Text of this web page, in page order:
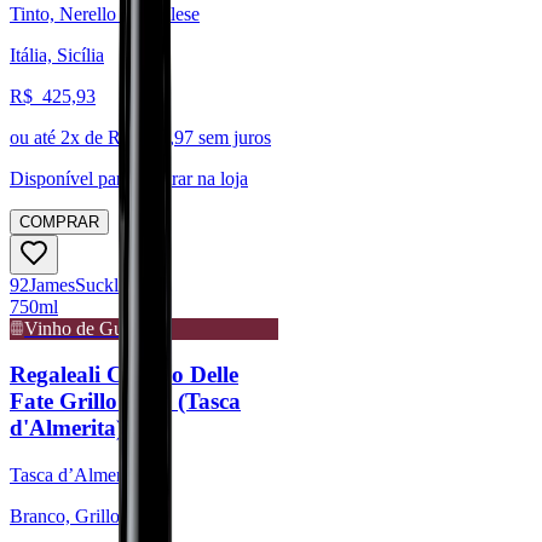
Tinto, Nerello Mascalese
Itália, Sicília
R$ 425,93
ou até 2x de R$ 212,97 sem juros
Disponível para:
Retirar na loja
COMPRAR
92JamesSuckling
750ml
Vinho de Guarda
Regaleali Cavallo Delle
Fate Grillo 2023 (Tasca
d'Almerita)
Tasca d’Almerita
Branco, Grillo